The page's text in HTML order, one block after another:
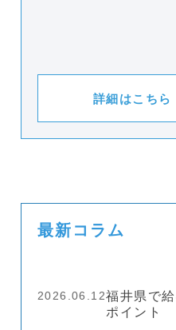
詳細はこちら
最新コラム
2026.06.12福井県で
ポイント